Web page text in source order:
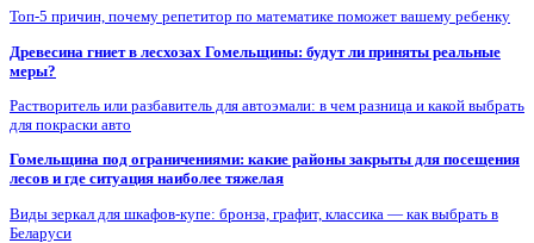
Топ-5 причин, почему репетитор по математике поможет вашему ребенку
Древесина гниет в лесхозах Гомельщины: будут ли приняты реальные
меры?
Растворитель или разбавитель для автоэмали: в чем разница и какой выбрать
для покраски авто
Гомельщина под ограничениями: какие районы закрыты для посещения
лесов и где ситуация наиболее тяжелая
Виды зеркал для шкафов-купе: бронза, графит, классика — как выбрать в
Беларуси